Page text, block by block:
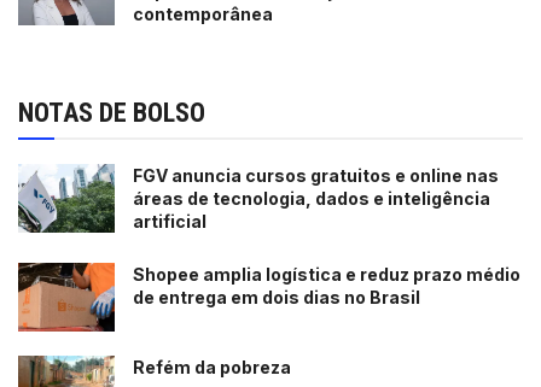
contemporânea
NOTAS DE BOLSO
FGV anuncia cursos gratuitos e online nas
áreas de tecnologia, dados e inteligência
artificial
Shopee amplia logística e reduz prazo médio
de entrega em dois dias no Brasil
Refém da pobreza